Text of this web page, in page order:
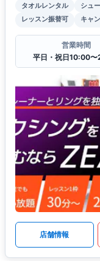
タオルレンタル シュ
レッスン振替可
キャ
営業時間
平日・祝日10:00
店舗情報